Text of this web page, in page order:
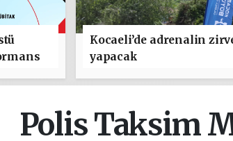
Kocaeli’de adrenalin
yapacak
Polis Taksim